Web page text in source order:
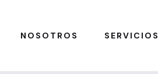
NOSOTROS SERVICIOS